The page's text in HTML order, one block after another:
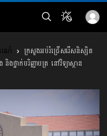
រណ៍
ក្រសួងអប់រំជ្រើសរើស​និស្សិត​
ថ្នាក់បរិញ្ញាបត្រ នៅ​វិទ្យាស្ថាន​